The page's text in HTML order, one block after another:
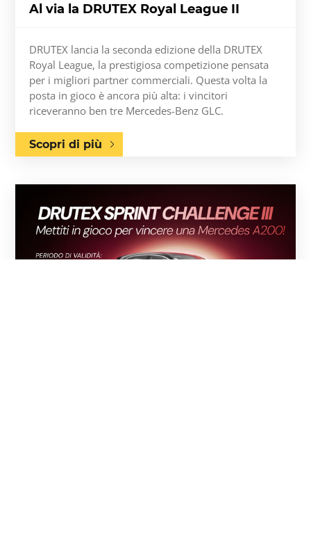
Al via la DRUTEX Royal League II
DRUTEX lancia la seconda edizione della DRUTEX
Royal League, la prestigiosa competizione pensata
per i migliori partner commerciali. Questa volta la
posta in gioco è ancora più alta: i vincitori
riceveranno ben tre Mercedes-Benz GLC.
Scopri di più